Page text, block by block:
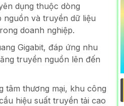
dụng thuộc dòng
nguồn và truyền dữ liệu
doanh nghiệp.
Gigabit, đáp ứng nhu
truyền nguồn lên đến
tâm thương mại, khu công
hiệu suất truyền tải cao